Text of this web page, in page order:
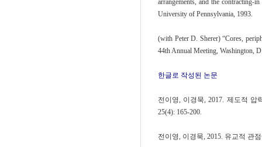
arrangements, and the contracting-
University of Pennsylvania, 1993.
(with Peter D. Sherer) “Cores,
44th Annual Meeting, Washington,
한글로 작성된 논문
전이영, 이경묵, 2017. 제도적
25(4): 165-200.
전이영, 이경묵, 2015. 유교적 관